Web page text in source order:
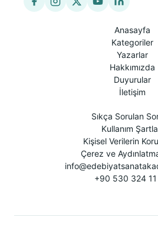
Anasayfa
Kategoriler
Yazarlar
Hakkımızda
Duyurular
İletişim
Sıkça Sorulan
Kullanım
Kişisel Verilerin
Çerez ve
+90 530 324